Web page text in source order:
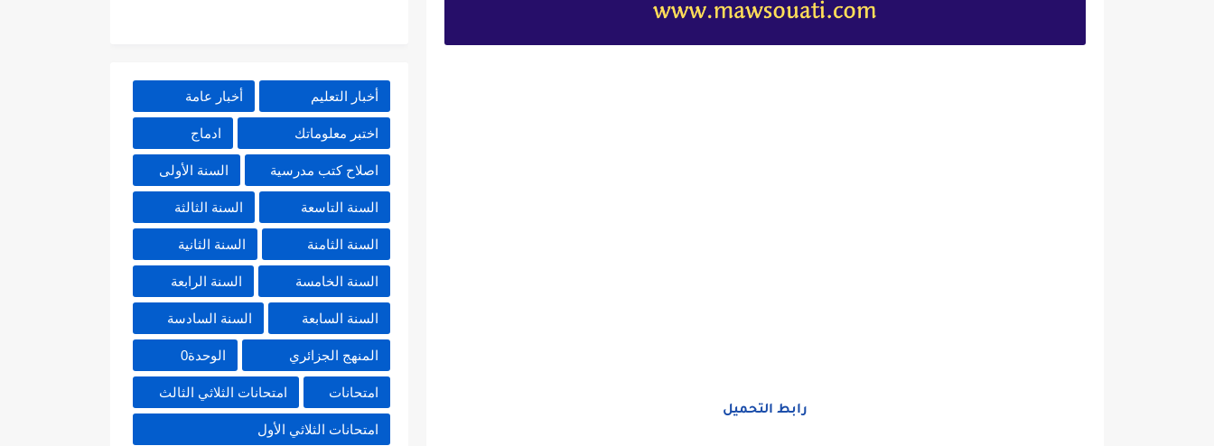
رابط التحميل
أخبار التعليم أخبار عامة
اختبر معلوماتك ادماج
اصلاح كتب مدرسية السنة الأولى
السنة التاسعة السنة الثالثة
السنة الثامنة السنة الثانية
السنة الخامسة السنة الرابعة
السنة السابعة السنة السادسة
المنهج الجزائري الوحدة0
امتحانات امتحانات الثلاثي الثالث
امتحانات الثلاثي الأول